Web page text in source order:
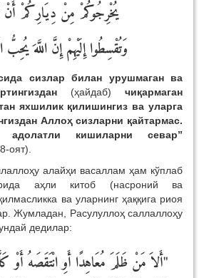
يُخْرِجُوكُمْ مِنْ دِيَارِكُمْ أَنْ
وَتُقْسِطُوا إِلَيْهِمْ إِنَّ اللَّهَ يُحِبُّ
сизлар билан урушмаган ва
(ҳайдаб) чиқармаган
яхшилик қилишингиз ва уларга
Аллоҳ сизларни қайтармас.
адолатли кишиларни севар”
оят).
алайҳи васаллам ҳам кўплаб
аҳли китоб (насроний ва
ва уларнинг ҳаққига риоя
Жумладан, Расулуллоҳ саллаллоҳу
дедилар:
"أَلاَ مَنْ ظَلَمَ مُعَاهِدًا أَوِ انْتَقَصَهُ أَوْ